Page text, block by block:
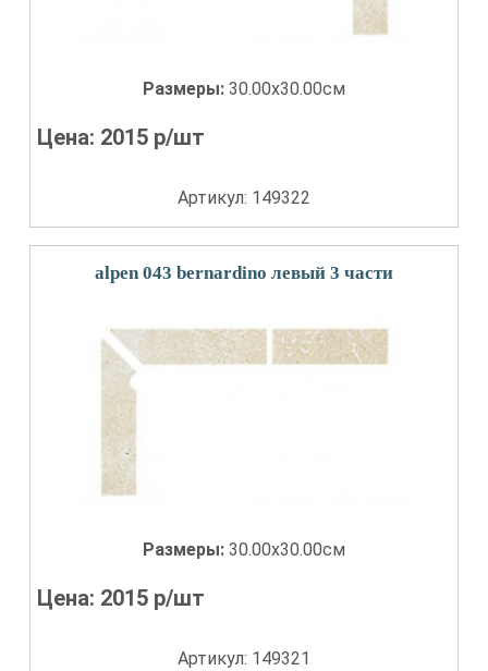
Размеры: 30.00x30.00см
Цена: 2015 р/шт
Артикул: 149322
alpen 043 bernardino левый 3 части
Размеры: 30.00x30.00см
Цена: 2015 р/шт
Артикул: 149321